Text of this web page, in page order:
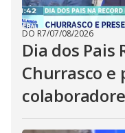
DO R7/07/08/2026
Dia dos Pais
Churrasco e